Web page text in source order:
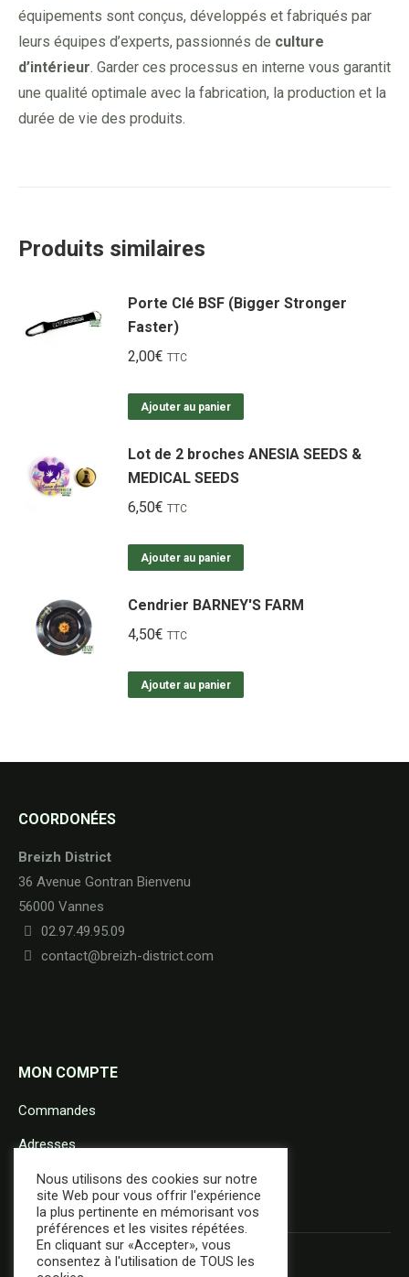
équipements sont conçus, développés et fabriqués par
leurs équipes d’experts, passionnés de culture
d’intérieur. Garder ces processus en interne vous garantit
une qualité optimale avec la fabrication, la production et la
durée de vie des produits.
Produits similaires
Porte Clé BSF (Bigger Stronger
Faster)
2,00€ TTC
Ajouter au panier
Lot de 2 broches ANESIA SEEDS &
MEDICAL SEEDS
6,50€ TTC
Ajouter au panier
Cendrier BARNEY'S FARM
4,50€ TTC
Ajouter au panier
COORDONÉES
Breizh District
36 Avenue Gontran Bienvenu
56000 Vannes
02.97.49.95.09
contact@breizh-district.com
MON COMPTE
Commandes
Adresses
Détails du compte
Nous utilisons des cookies sur notre
site Web pour vous offrir l'expérience
la plus pertinente en mémorisant vos
préférences et les visites répétées.
En cliquant sur «Accepter», vous
consentez à l'utilisation de TOUS les